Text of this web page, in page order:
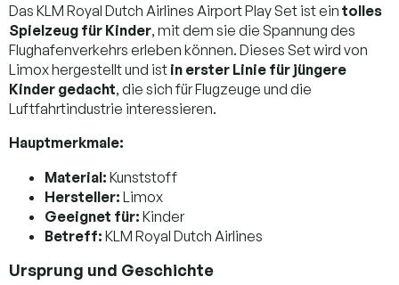
Das KLM Royal Dutch Airlines Airport Play Set ist ein tolles
Spielzeug für Kinder, mit dem sie die Spannung des
Flughafenverkehrs erleben können. Dieses Set wird von
Limox hergestellt und ist in erster Linie für jüngere
Kinder gedacht, die sich für Flugzeuge und die
Luftfahrtindustrie interessieren.
Hauptmerkmale:
Material: Kunststoff
Hersteller: Limox
Geeignet für: Kinder
Betreff: KLM Royal Dutch Airlines
Ursprung und Geschichte